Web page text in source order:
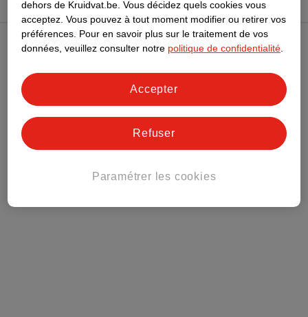
Club Kruidvat
Service Clientèle
Tout sur Kruidvat
dehors de Kruidvat.be. Vous décidez quels cookies vous
acceptez. Vous pouvez à tout moment modifier ou retirer vos
préférences. Pour en savoir plus sur le traitement de vos
données, veuillez consulter notre politique de confidentialité.
Paramétrer les cookies
Refuser
Accepter